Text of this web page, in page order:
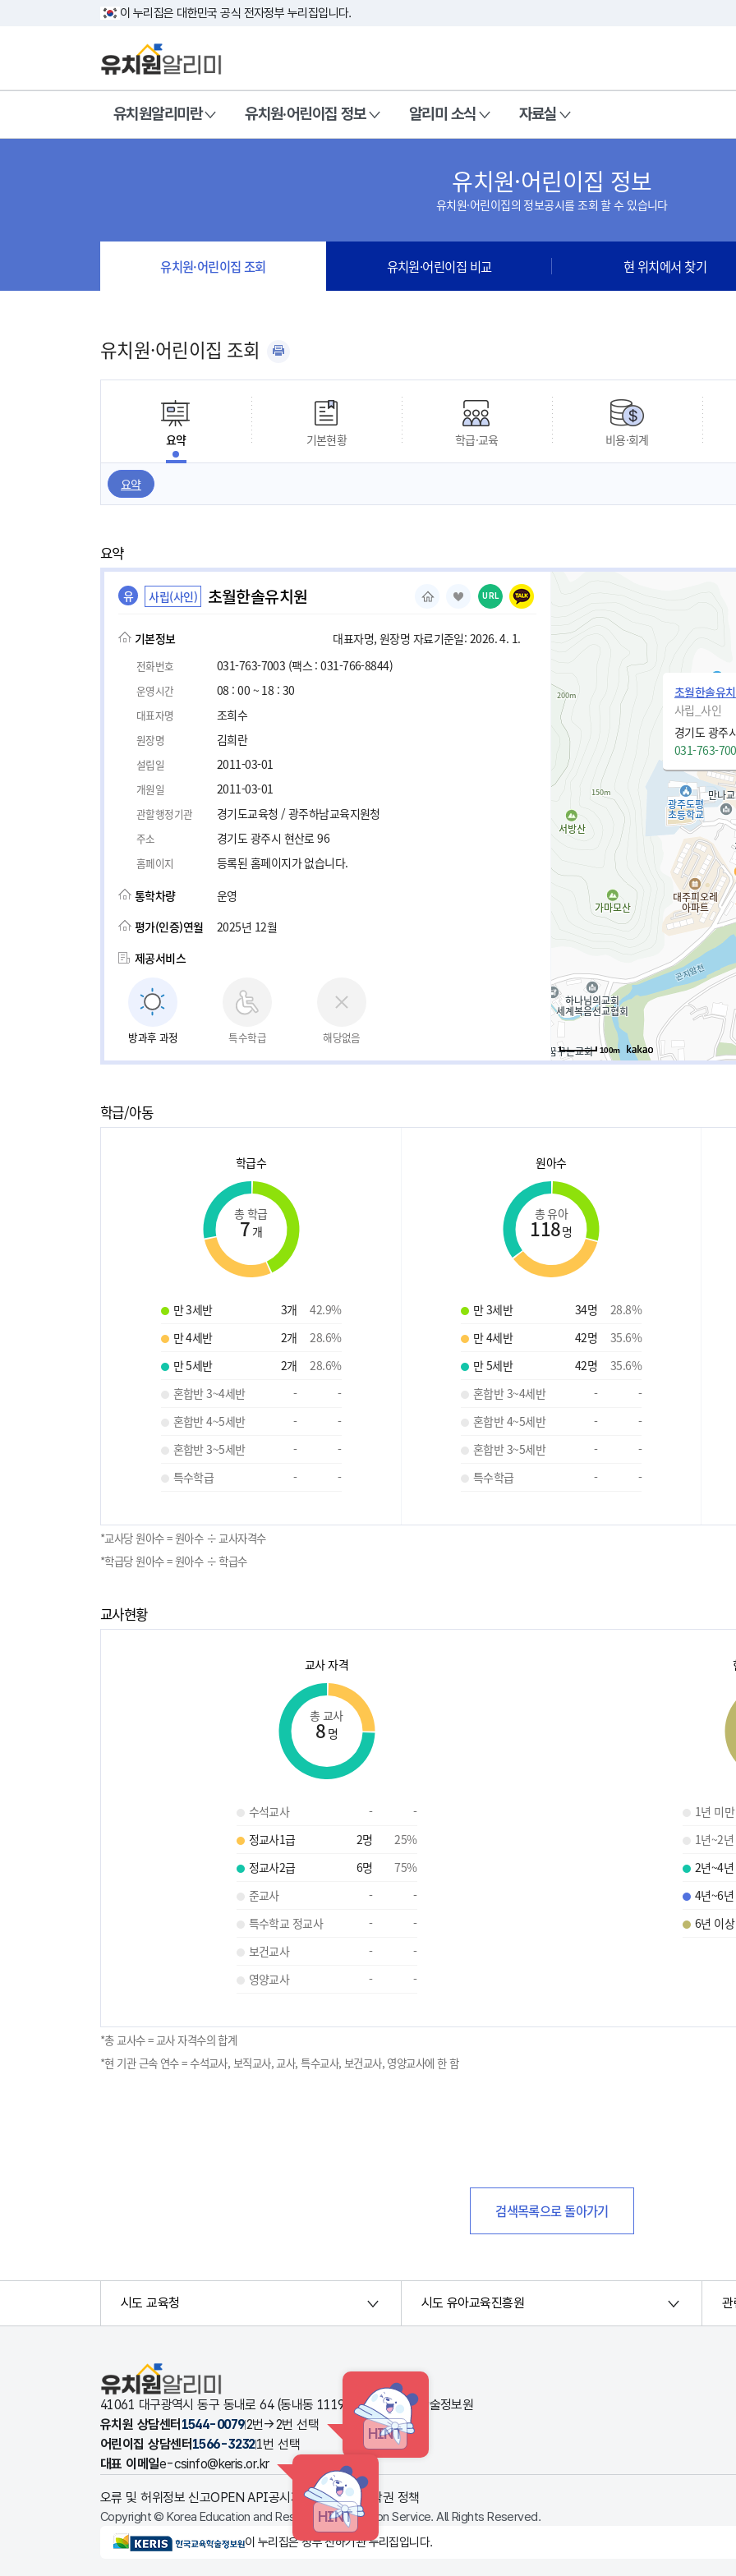
이 누리집은 대한민국 공식 전자정부 누리집입니다.
유치원알리미란 유치원·어린이집 정보 알리미 소식 자료실
유치원·어린이집 정보
유치원·어린이집의 정보공시를 조회 할 수 있습니다
유치원·어린이집 조회 유치원·어린이집 비교 현 위치에서 찾기
유치원·어린이집 조회
요약 기본현황 학급·교육 비용·회계
요약
요약
유 사립(사인) 초월한솔유치원 URL
기본정보 대표자명, 원장명 자료기준일: 2026. 4. 1.
전화번호 031-763-7003 (팩스 : 031-766-8844)
운영시간 08 : 00 ~ 18 : 30
대표자명 조희수
원장명 김희란
설립일 2011-03-01
개원일 2011-03-01
관할행정기관 경기도교육청 / 광주하남교육지원청
주소 경기도 광주시 현산로 96
홈페이지
등록된 홈페이지가 없습니다.
통학차량
운영
평가(인증)연월
2025년 12월
제공서비스
방과후 과정 특수학급 해당없음
초월한솔유
사립_사인
경기도 광주
031-763-
100m
학급/아동
학급수
총 학급
7 개
만 3세반 3개 42.9%
만 4세반
2개 28.6%
만 5세반
2개 28.6%
혼합반 3~4세반
-
-
혼합반 4~5세반
-
-
혼합반 3~5세반
-
-
특수학급
- -
원아수
총 유아
118명
만 3세반 34명 28.8%
만 4세반
42명 35.6%
만 5세반
42명 35.6%
혼합반 3~4세반
-
-
혼합반 4~5세반
-
-
혼합반 3~5세반
-
-
특수학급
- -
*교사당 원아수 = 원아수 ÷ 교사자격수
*학급당 원아수 = 원아수 ÷ 학급수
교사현황
교사 자격
총 교사
8 명
수석교사 -
-
정교사1급
2명 25%
정교사2급
6명 75%
준교사
-
-
특수학교 정교사
-
-
보건교사
-
-
영양교사
- -
1년 미만
1년~2
2년~4
4년~6
6년 이상
*총 교사수 = 교사 자격수의 합계
*현 기관 근속 연수 = 수석교사, 보직교사, 교사, 특수교사, 보건교사, 영양교사에 한 함
검색목록으로 돌아가기
시도 교육청 시도 유아교육진흥원
유치원알리미
41061 대구광역시 동구 동내로 64 (동내동 1119번지) 한국교육학술정보원
유치원 상담센터 1544-00792번→2번 선택
HINT
어린이집 상담센터 1566-32321번 선택
대표 이메일e-csinfo@keris.or.kr
HINT
오류 및 허위정보 신고OPEN API공시자료 다운로드저작권 정책
Copyright © Korea Education and Research Information Service. All Rights Reserved.
KERIS한국교육학술정보원이 누리집은 정부 산하기관 누리집입니다.